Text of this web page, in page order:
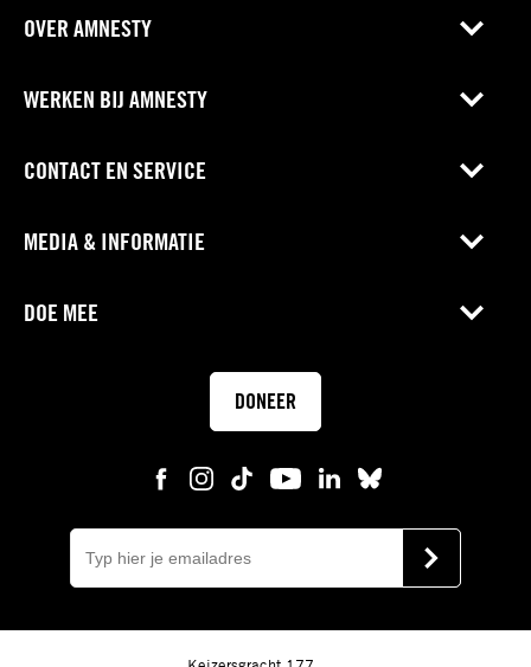
OVER AMNESTY
WERKEN BIJ AMNESTY
CONTACT EN SERVICE
MEDIA & INFORMATIE
DOE MEE
DONEER
mail
VERSTUUR